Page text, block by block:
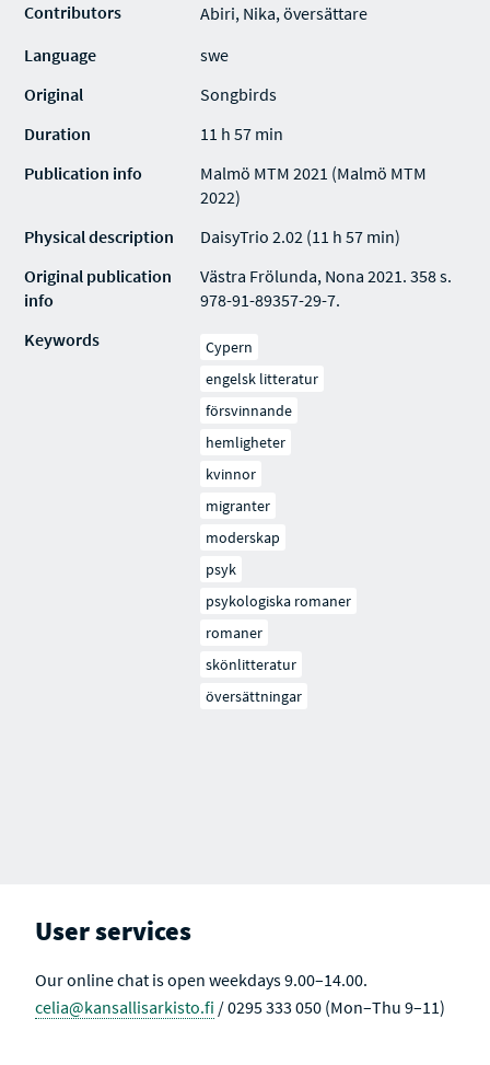
Contributors
Abiri, Nika, översättare
Language
swe
Original
Songbirds
Duration
11 h 57 min
Publication info
Malmö MTM 2021 (Malmö MTM
2022)
Physical description
DaisyTrio 2.02 (11 h 57 min)
Original publication
info
Västra Frölunda, Nona 2021. 358 s.
978-91-89357-29-7.
Keywords
Cypern
engelsk litteratur
försvinnande
hemligheter
kvinnor
migranter
moderskap
psyk
psykologiska romaner
romaner
skönlitteratur
översättningar
User services
Our online chat is open weekdays 9.00–14.00.
celia@kansallisarkisto.fi / 0295 333 050 (Mon–Thu 9–11)